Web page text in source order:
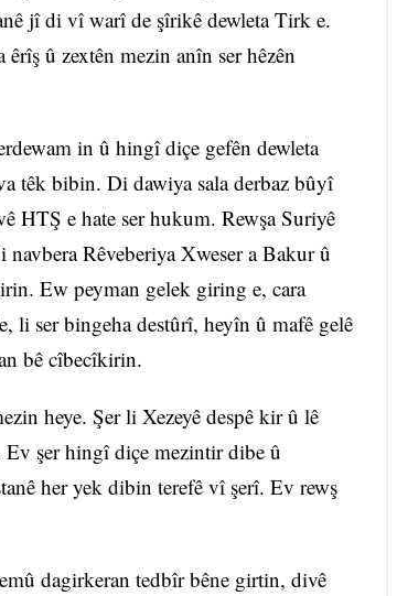
jî di vî warî de şîrikê dewleta Tirk e.
û zextên mezin anîn ser hêzên
in û hingî diçe gefên dewleta
têk bibin. Di dawiya sala derbaz bûyî
HTŞ e hate ser hukum. Rewşa Suriyê
Rêveberiya Xweser a Bakur û
Ew peyman gelek giring e, cara
li ser bingeha destûrî, heyîn û mafê gelê
bê cîbecîkirin.
heye. Şer li Xezeyê despê kir û lê
şer hingî diçe mezintir dibe û
her yek dibin terefê vî şerî. Ev rewş
dagirkeran tedbîr bêne girtin, divê